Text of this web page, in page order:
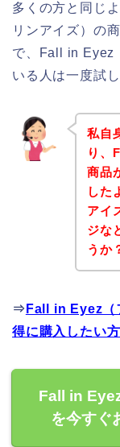
多くの方と同じ
リンアイズ）の
で、Fall in Eyez
いる人は一度試
私自
り、
商品
した
アイ
ジな
うか
⇒ Fall in Eyez（
得に購入したい
Fall in
を今すぐ